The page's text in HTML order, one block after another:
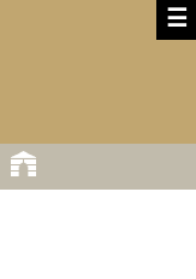
☰